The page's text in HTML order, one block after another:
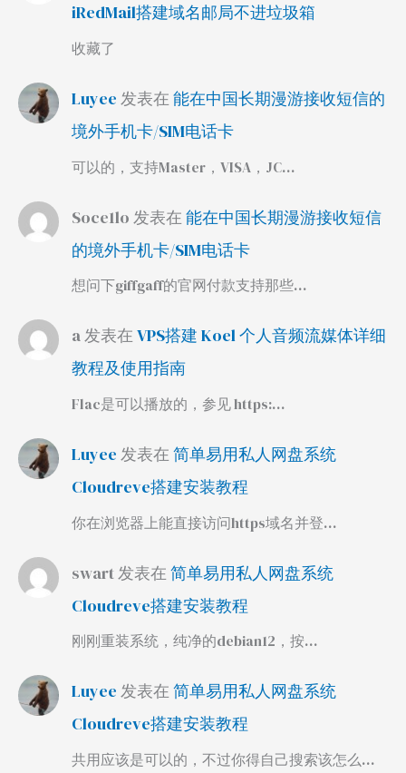
iRedMail搭建域名邮局不进垃圾箱
收藏了
Luyee 发表在 能在中国长期漫游接收短信的
境外手机卡/SIM电话卡
可以的，支持Master，VISA，JC…
Soce1lo 发表在 能在中国长期漫游接收短信
的境外手机卡/SIM电话卡
想问下giffgaff的官网付款支持那些…
a发表在VPS搭建 Koel 个人音频流媒体详细
教程及使用指南
Flac是可以播放的，参见 https:…
Luyee 发表在 简单易用私人网盘系统
Cloudreve搭建安装教程
你在浏览器上能直接访问https域名并登…
swart发表在 简单易用私人网盘系统
Cloudreve搭建安装教程
刚刚重装系统，纯净的debian12，按…
Luyee 发表在简单易用私人网盘系统
Cloudreve搭建安装教程
共用应该是可以的，不过你得自己搜索该怎么…